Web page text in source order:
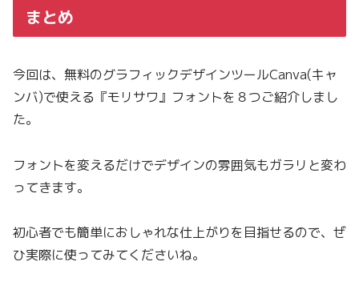
まとめ
今回は、無料のグラフィックデザインツールCanva(キャ
ンバ)で使える『モリサワ』フォントを８つご紹介しまし
た。
フォントを変えるだけでデザインの雰囲気もガラリと変わ
ってきます。
初心者でも簡単におしゃれな仕上がりを目指せるので、ぜ
ひ実際に使ってみてくださいね。